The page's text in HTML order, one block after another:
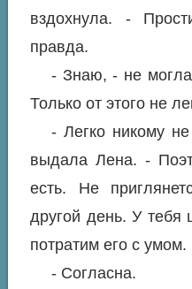
вздохнула. -
правда.
- Знаю, - не
Только от этого не
- Легко никому
выдала Лена. -
есть. Не
другой день. У тебя
потратим его с
- Согласна.